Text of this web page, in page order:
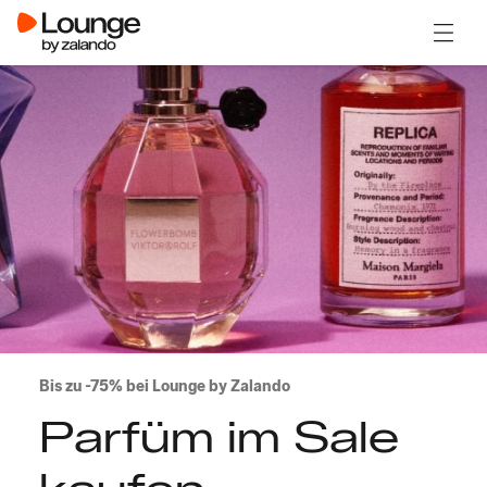
Bis zu -75% bei Lounge by Zalando
Parfüm im Sale